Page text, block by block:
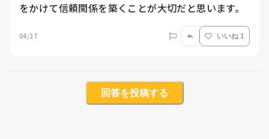
をかけて信頼関係を築くことが大切だと思います。
04/27 いいね 1
回答を投稿する